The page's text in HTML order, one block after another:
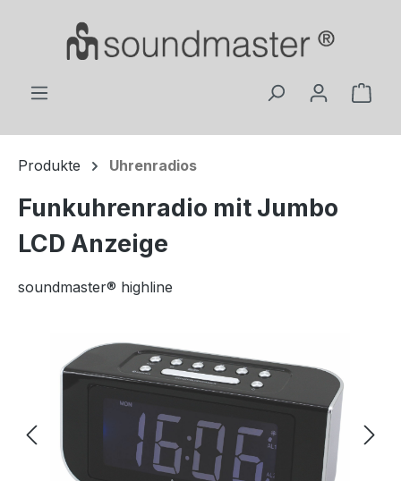
Zum Hauptinhalt springen
Produkte Uhrenradios
Funkuhrenradio mit Jumbo
LCD Anzeige
soundmaster® highline
Bildergalerie überspringen